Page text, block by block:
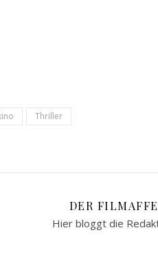
Thriller
DER FILMAFFE
Hier bloggt die